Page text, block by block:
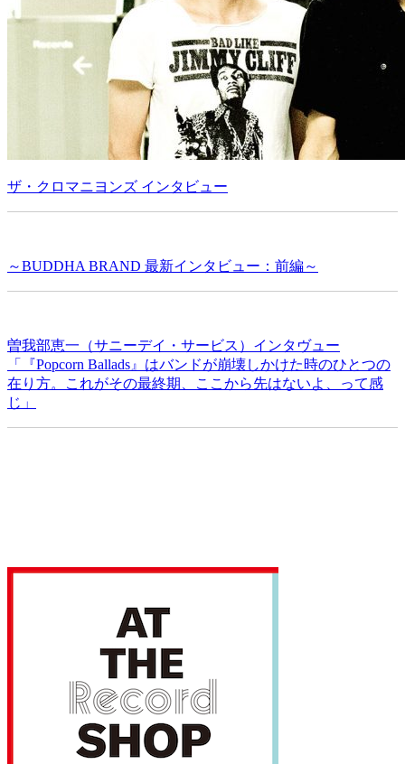
ザ・クロマニヨンズ インタビュー
～BUDDHA BRAND 最新インタビュー：前編～
曽我部恵一（サニーデイ・サービス）インタヴュー
「『Popcorn Ballads』はバンドが崩壊しかけた時のひとつの
在り方。これがその最終期、ここから先はないよ、って感
じ」